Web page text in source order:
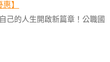
】
己的人生開啟新篇章！公職國